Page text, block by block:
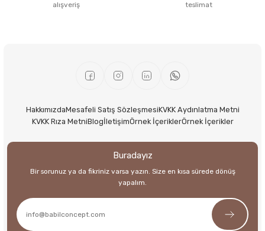
alışveriş
teslimat
HakkımızdaMesafeli Satış SözleşmesiKVKK Aydınlatma Metni
KVKK Rıza MetniBlogİletişimÖrnek İçeriklerÖrnek İçerikler
Buradayız
Bir sorunuz ya da fikriniz varsa yazın. Size en kısa sürede dönüş
yapalım.